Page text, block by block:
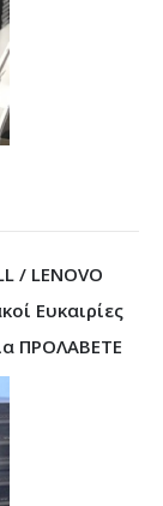
/ LENOVO
Ευκαιρίες
ΠΡΟΛΑΒΕΤΕ